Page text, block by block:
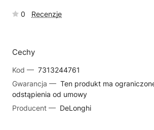
0 Recenzje
Cechy
Kod — 7313244761
Gwarancja — Ten produkt ma
odstąpienia od umowy
Producent — DeLonghi